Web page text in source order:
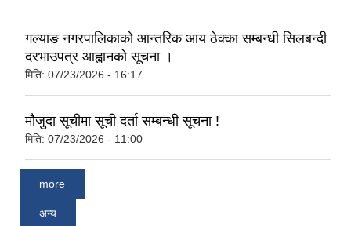
गल्याङ नगरपालिकाको आन्तरिक आय ठेक्का सम्बन्धी सिलबन्दी
दरभाउपत्र आह्वानको सूचना ।
मिति: 07/23/2026 - 16:17
मौजुदा सूचीमा सूची दर्ता सम्बन्धी सूचना !
मिति: 07/23/2026 - 11:00
more
अन्य